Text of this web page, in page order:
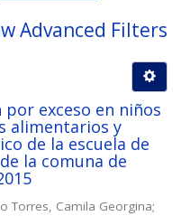
Advanced Filters
exceso en niños
alimentarios y
de la escuela de
la comuna de
Torres, Camila Georgina;